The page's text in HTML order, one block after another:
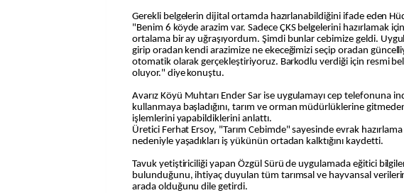
Gerekli belgelerin dijital ortamda hazırlanabildiğini ifade eden
"Benim 6 köyde arazim var. Sadece ÇKS belgelerini hazırlamak için
ortalama bir ay uğraşıyordum. Şimdi bunlar cebimize geldi.
girip oradan kendi arazimize ne ekeceğimizi seçip oradan
otomatik olarak gerçekleştiriyoruz. Barkodlu verdiği için resmi
oluyor." diye konuştu.
Avarız Köyü Muhtarı Ender Sar ise uygulamayı cep telefonuna
kullanmaya başladığını, tarım ve orman müdürlüklerine
işlemlerini yapabildiklerini anlattı.
Üretici Ferhat Ersoy, "Tarım Cebimde" sayesinde evrak hazırlama
nedeniyle yaşadıkları iş yükünün ortadan kalktığını kaydetti.
Tavuk yetiştiriciliği yapan Özgül Sürü de uygulamada eğitici
bulunduğunu, ihtiyaç duyulan tüm tarımsal ve hayvansal
arada olduğunu dile getirdi.